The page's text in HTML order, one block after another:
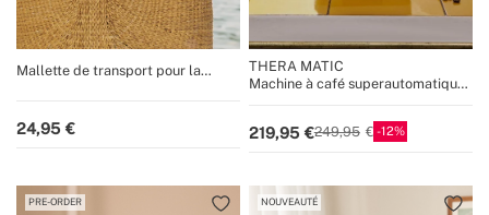
Mallette de transport pour la
24,95
THERA MATIC
Machine à café superautomatique
219,95 249,95 12
PRE-ORDER NOUVEAUTÉ